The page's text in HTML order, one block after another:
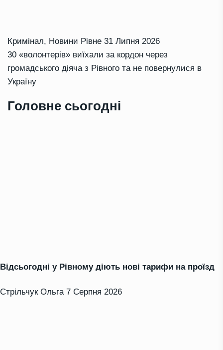
Кримінал, Новини Рівне 31 Липня 2026
30 «волонтерів» виїхали за кордон через
громадського діяча з Рівного та не повернулися в
Україну
Головне сьогодні
Відсьогодні у Рівному діють нові тарифи на проїзд
Стрільчук Ольга 7 Серпня 2026